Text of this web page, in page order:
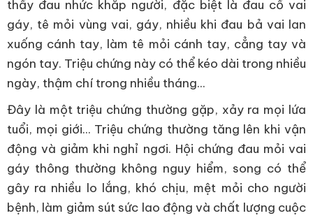
thấy đau nhức khắp người, đặc biệt là đau cổ vai
gáy, tê mỏi vùng vai, gáy, nhiều khi đau bả vai lan
xuống cánh tay, làm tê mỏi cánh tay, cẳng tay và
ngón tay. Triệu chứng này có thể kéo dài trong nhiều
ngày, thậm chí trong nhiều tháng...
Đây là một triệu chứng thường gặp, xảy ra mọi lứa
tuổi, mọi giới... Triệu chứng thường tăng lên khi vận
động và giảm khi nghỉ ngơi. Hội chứng đau mỏi vai
gáy thông thường không nguy hiểm, song có thể
gây ra nhiều lo lắng, khó chịu, mệt mỏi cho người
bệnh, làm giảm sút sức lao động và chất lượng cuộc